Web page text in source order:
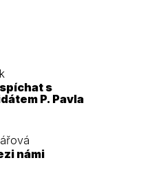
s
P. Pavla
námi